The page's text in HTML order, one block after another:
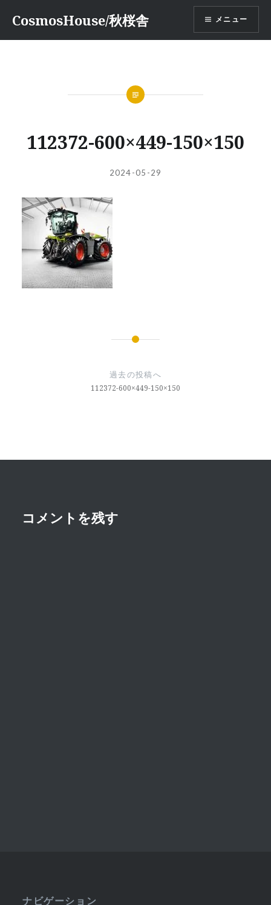
テ
CosmosHouse/秋桜舎 メニュー
112372-600×449-150×150
投
者:
投
日:
2024-05-29
ー
過去の投稿へ
112372-600×449-150×150
コメントを残す
ナビゲーション